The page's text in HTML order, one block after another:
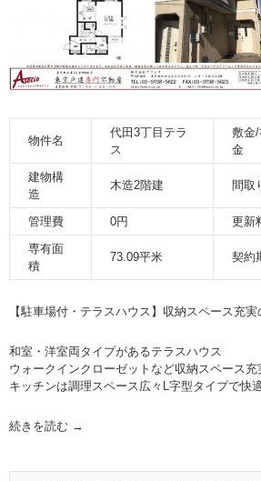
物件名
代田3丁目テラ
ス
敷金
金
建物構
造
木造2階建 間取
管理費 0円 更新
専有面
積
73.09平米 契約
【駐車場付・テラスハウス】収納スペース充
和室・洋室両タイプがあるテラスハウス
ウォークインクローゼットなど収納スペース充
キッチンは調理スペース広々L字型タイプで快
続きを読む →